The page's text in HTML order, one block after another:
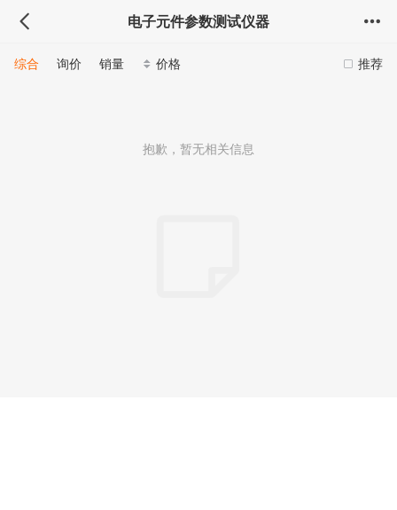
电子元件参数测试仪器
推荐
综合 询价 销量 价格
抱歉，暂无相关信息